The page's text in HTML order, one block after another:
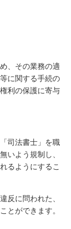
、その業務の適
に関する手続の
利の保護に寄与
司法書士」を職
いよう規制し、
るようにするこ
反に問われた、
とができます。